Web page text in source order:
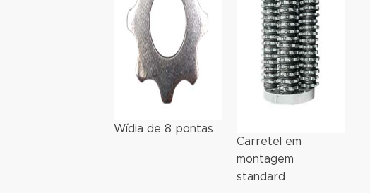
Wídia de 8 pontas
Carretel em
montagem
standard